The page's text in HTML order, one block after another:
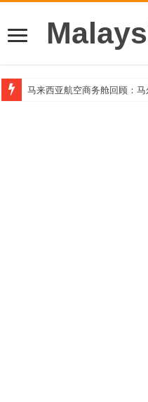
马来西亚航空商务舱回顾：